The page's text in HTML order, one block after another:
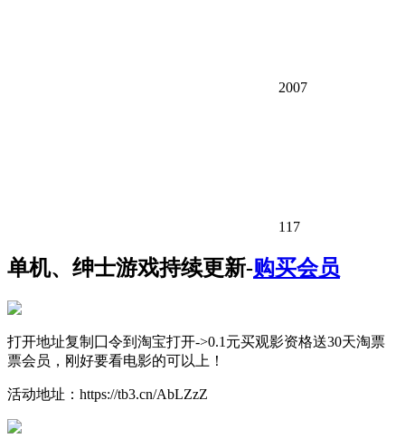
2007
117
单机、绅士游戏持续更新-购买会员
打开地址复制囗令到淘宝打开->0.1元买观影资格送30天淘票
票会员，刚好要看电影的可以上！
活动地址：https://tb3.cn/AbLZzZ